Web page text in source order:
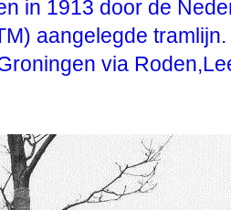
in 1913 door de
aangelegde
via